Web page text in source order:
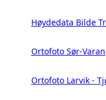
Høydedata Bilde
Ortofoto Sør-
Ortofoto Larvik -